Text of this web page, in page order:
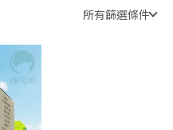
所有篩選條件